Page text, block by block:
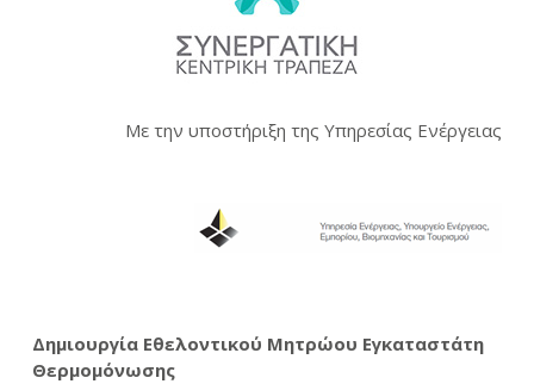
Με την υποστήριξη της Υπηρεσίας Ενέργειας
Δημιουργία Εθελοντικού Μητρώου Εγκαταστάτη
Θερμομόνωσης